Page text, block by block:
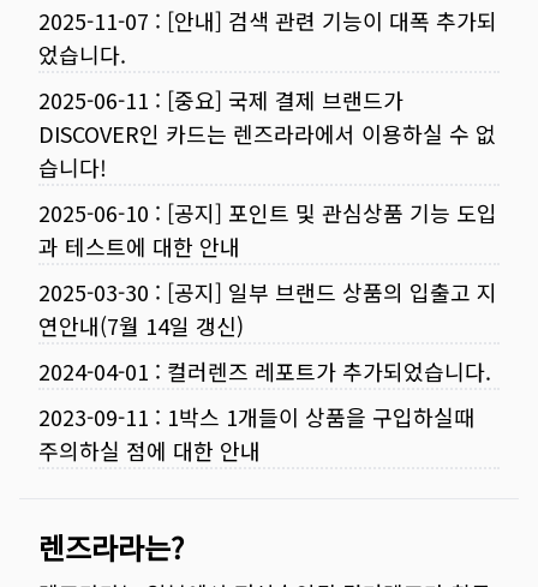
2025-11-07 : [안내] 검색 관련 기능이 대폭 추가되
었습니다.
2025-06-11 : [중요] 국제 결제 브랜드가
DISCOVER인 카드는 렌즈라라에서 이용하실 수 없
습니다!
2025-06-10 : [공지] 포인트 및 관심상품 기능 도입
과 테스트에 대한 안내
2025-03-30 : [공지] 일부 브랜드 상품의 입출고 지
연안내(7월 14일 갱신)
2024-04-01 : 컬러렌즈 레포트가 추가되었습니다.
2023-09-11 : 1박스 1개들이 상품을 구입하실때
주의하실 점에 대한 안내
렌즈라라는?